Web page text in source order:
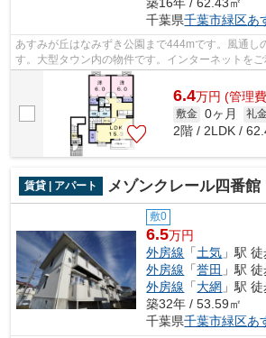
千葉県千葉市緑区あ
あすみが丘はなみずき公園まで444mです。風通し
す。大型タウン内の物件です。インターネットを
す。あなたの希望に合う不動産情報を、経験...
6.4万円 (管理
敷金 0ヶ月 礼
2階 / 2LDK /
賃貸 | アパート メゾンクレール四番館
敷0
6.5万円
外房線 「土気 」駅
外房線 「誉田 」駅
外房線 「大網 」駅
築32年 / 53.59㎡
千葉県千葉市緑区あ